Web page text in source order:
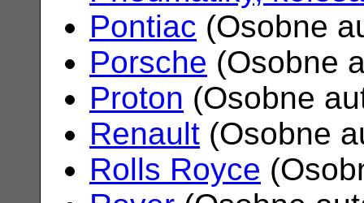
Pontiac (Osobne
Porsche (Osobne
Proton (Osobne
Renault (Osobne
Rolls Royce